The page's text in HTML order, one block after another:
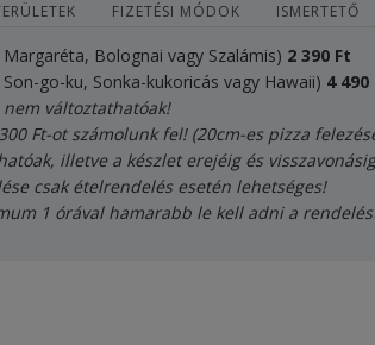
FIZETÉSI MÓDOK ISMERTETŐ
Margaréta, Bolognai vagy Szalámis) 2 390 Ft
Son-go-ku, Sonka-kukoricás vagy Hawaii) 4490
változtathatóak!
Ft-ot számolunk fel! (20cm-es pizza
illetve a készlet erejéig és
csak ételrendelés esetén lehetséges!
1 órával hamarabb le kell adni a